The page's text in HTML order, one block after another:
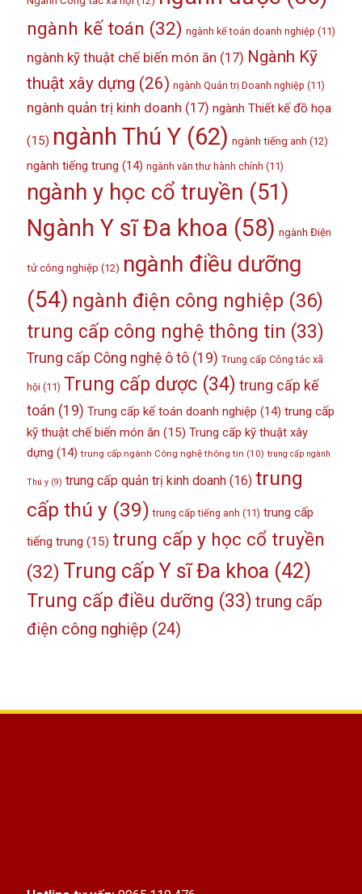
ngành kế toán (32) ngành kế toán doanh nghiệp (11)
ngành kỹ thuật chế biến món ăn (17) Ngành Kỹ
thuật xây dựng (26) ngành Quản trị Doanh nghiệp (11)
ngành quản trị kinh doanh (17) ngành Thiết kế đồ họa
(15) ngành Thú Y(62) ngành tiếng anh (12)
ngành tiếng trung (14) ngành văn thư hành chính (11)
ngành y học cổ truyền (51)
Ngành Y sĩ Đa khoa (58) ngành Điện
tử công nghiệp (12) ngành điều dưỡng
(54) ngành điện công nghiệp (36)
trung cấp công nghệ thông tin (33)
Trung cấp Công nghệ ô tô(19) Trung cấp Công tác xã
hội (11) Trung cấp dược(34) trung cấp kế
toán (19) Trung cấp kế toán doanh nghiệp (14) trung cấp
kỹ thuật chế biến món ăn (15) Trung cấp kỹ thuật xây
dựng (14) trung cấp ngành Công nghệ thông tin (10) trung cấp ngành
Thú y(9) trung cấp quản trị kinh doanh(16) trung
cấp thú y(39) trung cấp tiếng anh (11) trung cấp
tiếng trung (15) trung cấp y học cổ truyền
(32) Trung cấp Y sĩ Đa khoa (42)
Trung cấp điều dưỡng (33) trung cấp
điện công nghiệp (24)